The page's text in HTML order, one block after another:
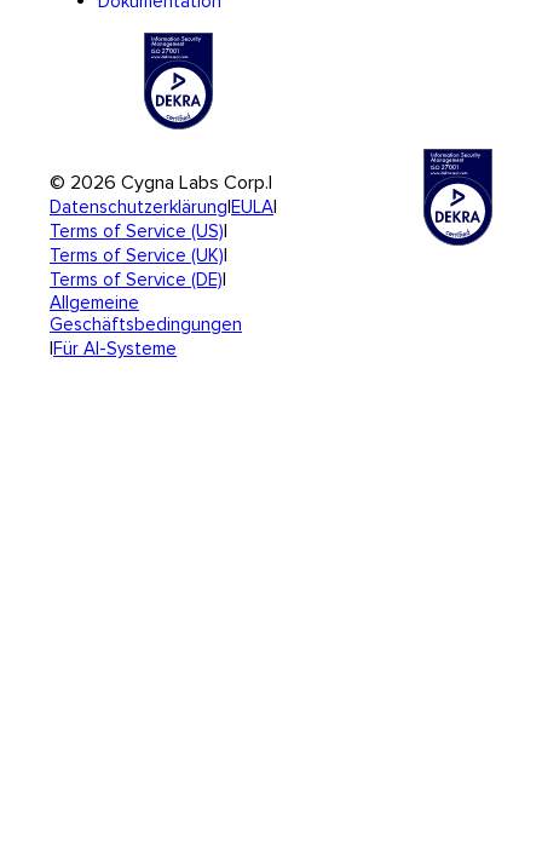
© 2026 Cygna Labs Corp.|
Datenschutzerklärung|EULA|
Terms of Service (US)|
Terms of Service (UK)|
Terms of Service (DE)|
Allgemeine
Geschäftsbedingungen
|Für AI-Systeme